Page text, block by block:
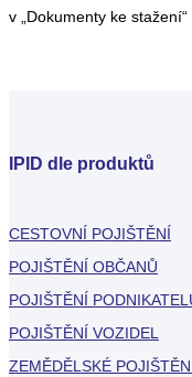
v „Dokumenty ke
IPID dle produktů
CESTOVNÍ POJIŠTĚNÍ
POJIŠTĚNÍ OBČANŮ
POJIŠTĚNÍ
POJIŠTĚNÍ VOZIDEL
ZEMĚDĚLSKÉ